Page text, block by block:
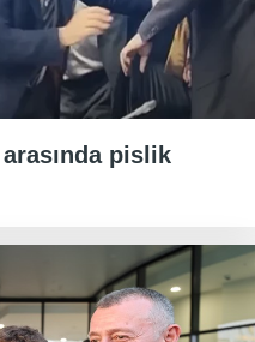
pislik